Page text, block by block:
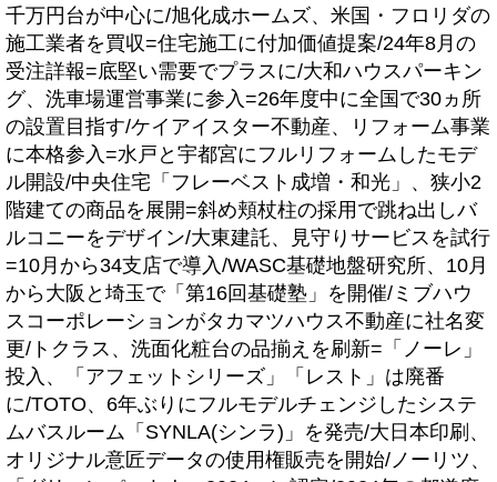
千万円台が中心に/旭化成ホームズ、米国・フロリダの
施工業者を買収=住宅施工に付加価値提案/24年8月の
受注詳報=底堅い需要でプラスに/大和ハウスパーキン
グ、洗車場運営事業に参入=26年度中に全国で30ヵ所
の設置目指す/ケイアイスター不動産、リフォーム事業
に本格参入=水戸と宇都宮にフルリフォームしたモデ
ル開設/中央住宅「フレーベスト成増・和光」、狭小2
階建ての商品を展開=斜め頬杖柱の採用で跳ね出しバ
ルコニーをデザイン/大東建託、見守りサービスを試行
=10月から34支店で導入/WASC基礎地盤研究所、10月
から大阪と埼玉で「第16回基礎塾」を開催/ミブハウ
スコーポレーションがタカマツハウス不動産に社名変
更/トクラス、洗面化粧台の品揃えを刷新=「ノーレ」
投入、「アフェットシリーズ」「レスト」は廃番
に/TOTO、6年ぶりにフルモデルチェンジしたシステ
ムバスルーム「SYNLA(シンラ)」を発売/大日本印刷、
オリジナル意匠データの使用権販売を開始/ノーリツ、